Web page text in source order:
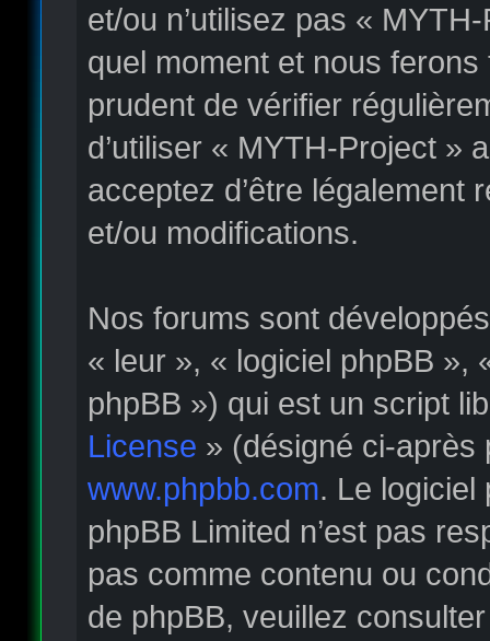
et/ou n’utilisez pas «
quel moment et nous
prudent de vérifier
d’utiliser « MYTH-Project »
acceptez d’être légalement
et/ou modifications.
Nos forums sont
« leur », « logiciel phpBB »,
phpBB ») qui est un script
License » (désigné ci-après
www.phpbb.com. Le logiciel
phpBB Limited n’est pas
pas comme contenu ou
de phpBB, veuillez